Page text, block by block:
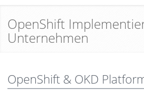
OpenShift
Unternehmen
OpenShift & OKD